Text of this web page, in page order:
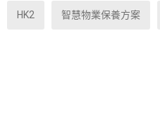
HK2 智慧物業保養方案